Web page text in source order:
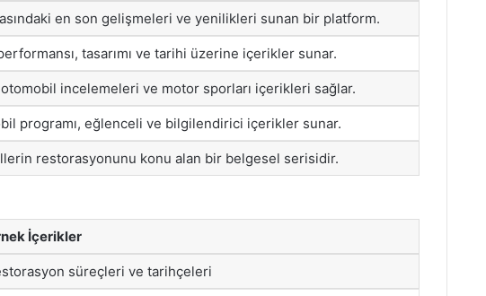
en son gelişmeleri ve yenilikleri sunan bir platform.
tasarımı ve tarihi üzerine içerikler sunar.
incelemeleri ve motor sporları içerikleri sağlar.
programı, eğlenceli ve bilgilendirici içerikler sunar.
restorasyonunu konu alan bir belgesel serisidir.
İçerikler
süreçleri ve tarihçeleri